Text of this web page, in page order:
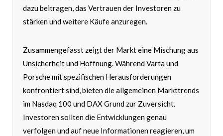
dazu beitragen, das Vertrauen der Investoren zu
stärken und weitere Käufe anzuregen.
Zusammengefasst zeigt der Markt eine Mischung aus
Unsicherheit und Hoffnung. Während Varta und
Porsche mit spezifischen Herausforderungen
konfrontiert sind, bieten die allgemeinen Markttrends
im Nasdaq 100 und DAX Grund zur Zuversicht.
Investoren sollten die Entwicklungen genau
verfolgen und auf neue Informationen reagieren, um